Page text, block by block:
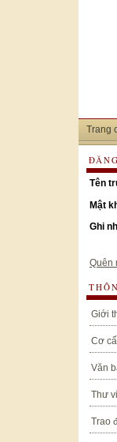
Trang
Tên
Mật
Ghi
Quên
Giới
Cơ
Văn
Thư
Trao